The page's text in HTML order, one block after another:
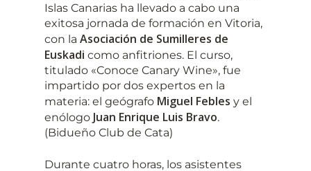
Islas Canarias ha llevado a cabo una
exitosa jornada de formación en Vitoria,
con la Asociación de Sumilleres de
Euskadi como anfitriones. El curso,
titulado «Conoce Canary Wine», fue
impartido por dos expertos en la
materia: el geógrafo Miguel Febles y el
enólogo Juan Enrique Luis Bravo.
(Bidueño Club de Cata)
Durante cuatro horas, los asistentes